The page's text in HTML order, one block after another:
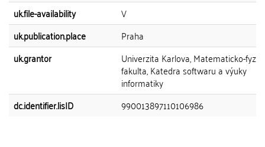
uk.file-availability
V
uk.publication.place
Praha
uk.grantor
Univerzita Karlova, Matematicko-
fakulta, Katedra softwaru a výuky
informatiky
dc.identifier.lisID
990013897110106986